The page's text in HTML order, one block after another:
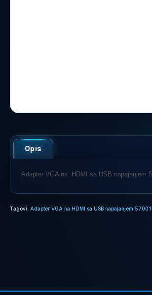
Opis
Adapter VGA na HDMI sa USB napajanjem
Tagovi: Adapter VGA na HDMI sa USB napajanjem 57001